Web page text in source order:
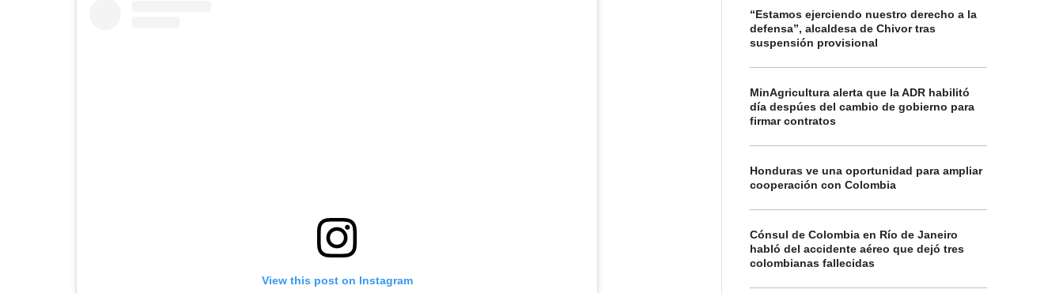
View this post on Instagram
“Estamos ejerciendo nuestro derecho a la
defensa”, alcaldesa de Chivor tras
suspensión provisional
MinAgricultura alerta que la ADR habilitó
día despúes del cambio de gobierno para
firmar contratos
Honduras ve una oportunidad para ampliar
cooperación con Colombia
Cónsul de Colombia en Río de Janeiro
habló del accidente aéreo que dejó tres
colombianas fallecidas